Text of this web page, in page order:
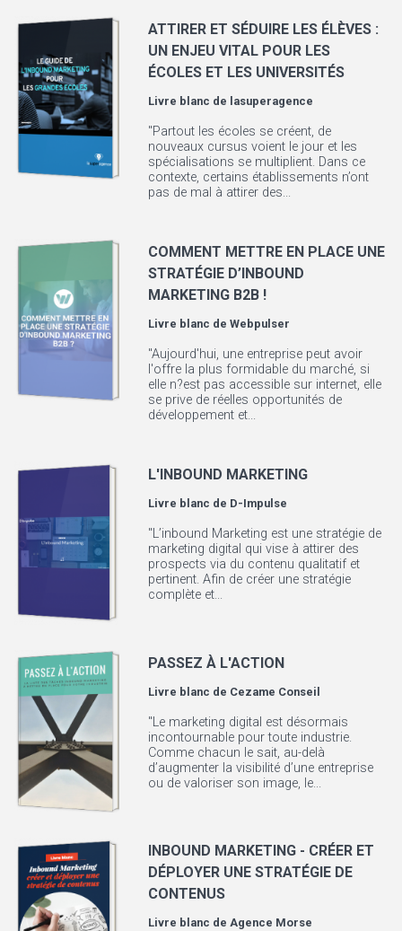
ATTIRER ET SÉDUIRE LES ÉLÈVES :
UN ENJEU VITAL POUR LES
ÉCOLES ET LES UNIVERSITÉS
Livre blanc de lasuperagence
"Partout les écoles se créent, de
nouveaux cursus voient le jour et les
spécialisations se multiplient. Dans ce
contexte, certains établissements n’ont
pas de mal à attirer des...
COMMENT METTRE EN PLACE UNE
STRATÉGIE D’INBOUND
MARKETING B2B !
Livre blanc deWebpulser
"Aujourd'hui, une entreprise peut avoir
l'offre la plus formidable du marché, si
elle n?est pas accessible sur internet, elle
se prive de réelles opportunités de
développement et...
L'INBOUND MARKETING
Livre blanc de D-Impulse
"L’inbound Marketing est une stratégie de
marketing digital qui vise à attirer des
prospects via du contenu qualitatif et
pertinent. Afin de créer une stratégie
complète et...
PASSEZ À L'ACTION
Livre blanc de Cezame Conseil
"Le marketing digital est désormais
incontournable pour toute industrie.
Comme chacun le sait, au-delà
d’augmenter la visibilité d’une entreprise
ou de valoriser son image, le...
INBOUND MARKETING - CRÉER ET
DÉPLOYER UNE STRATÉGIE DE
CONTENUS
Livre blanc deAgence Morse